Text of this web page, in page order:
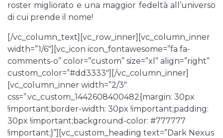
roster migliorato e una maggior fedeltà all’universo
di cui prende il nome!
[/vc_column_text][vc_row_inner][vc_column_inner
width=”1/6″][vc_icon icon_fontawesome=”fa fa-
comments-o” color=”custom” size=”xl” align=”right”
custom_color=”#dd3333″][/vc_column_inner]
[vc_column_inner width=”2/3″
css=”.vc_custom_1442608400482{margin: 30px
!important;border-width: 30px !important;padding:
30px !important;background-color: #777777
!important;}”][vc_custom_heading text=”Dark Nexus